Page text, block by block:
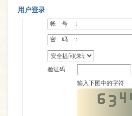
用户登录
帐 号 ：
密 码 ：
验证码
输入下图中的字符